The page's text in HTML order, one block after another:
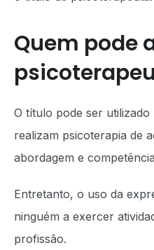
Quem pode
O título pode ser
realizam psicoterapia de
abordagem e
Entretanto, o uso da
ninguém a exercer
profissão.